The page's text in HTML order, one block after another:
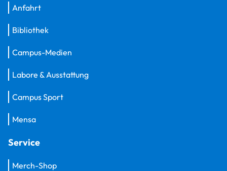
Anfahrt
Bibliothek
Campus-Medien
Labore & Ausstattung
Campus Sport
Mensa
Service
Merch-Shop